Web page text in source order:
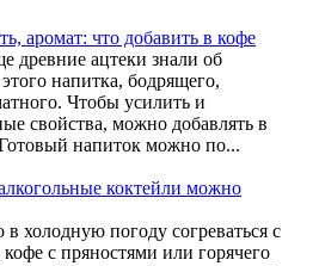
аромат: что добавить в кофе
древние ацтеки знали об
напитка, бодрящего,
Чтобы усилить и
свойства, можно добавлять в
напиток можно по...
коктейли можно
холодную погоду согреваться с
с пряностями или горячего